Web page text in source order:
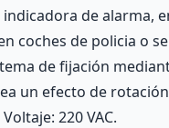
indicadora de alarma,
coches de policia o
de fijación
un efecto de
220 VAC.